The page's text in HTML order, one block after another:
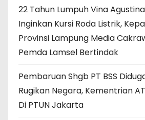
22 Tahun Lumpuh Vina
Inginkan Kursi Roda Listrik,
Provinsi Lampung Media
Pemda Lamsel Bertindak
Pembaruan Shgb PT BSS
Rugikan Negara, Kementrian
Di PTUN Jakarta